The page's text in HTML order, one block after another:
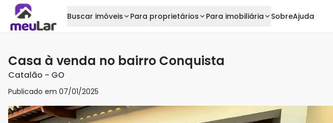
Buscar imóveis Para proprietários Para imobiliária SobreAjuda
Casa à venda no bairro Conquista
Catalão - GO
Publicado em 07/01/2025